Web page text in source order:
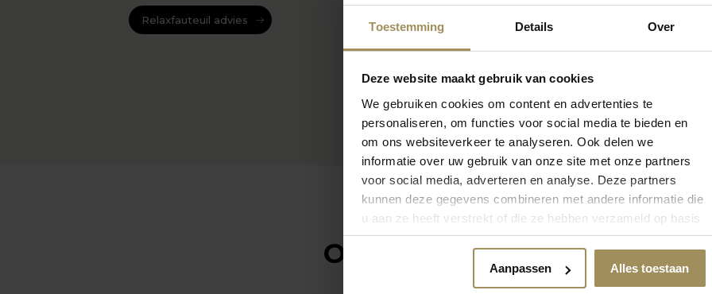
Toestemming Details Over
Deze website maakt gebruik van cookies
We gebruiken cookies om content en advertenties te
personaliseren, om functies voor social media te bieden en
om ons websiteverkeer te analyseren. Ook delen we
informatie over uw gebruik van onze site met onze partners
voor social media, adverteren en analyse. Deze partners
kunnen deze gegevens combineren met andere informatie die
u aan ze heeft verstrekt of die ze hebben verzameld op basis
van uw gebruik van hun services.
Aanpassen Alles toestaan
Relaxfauteuil advies
Op zoek naar meer